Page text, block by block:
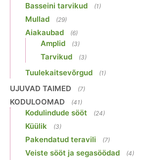
Basseini tarvikud (1)
Mullad (29)
Aiakaubad (6)
Amplid (3)
Tarvikud (3)
Tuulekaitsevõrgud (1)
UJUVAD TAIMED (7)
KODULOOMAD (41)
Kodulindude sööt (24)
Küülik (3)
Pakendatud teravili (7)
Veiste sööt ja segasöödad (4)